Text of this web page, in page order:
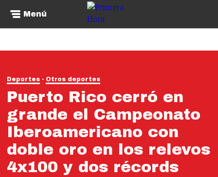
Menú
Deportes Otros deportes
Puerto Rico cerró en
grande el Campeonato
Iberoamericano con
doble oro en los relevos
4x100 y dos récords